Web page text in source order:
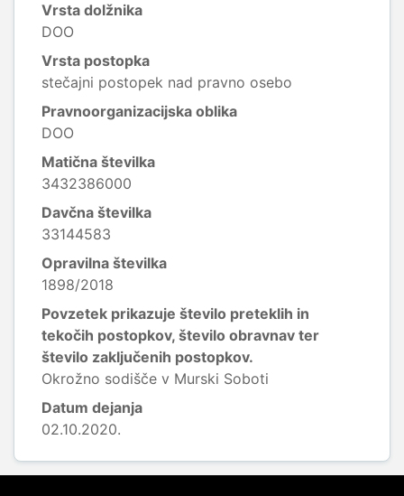
Vrsta dolžnika
DOO
Vrsta postopka
stečajni postopek nad pravno osebo
Pravnoorganizacijska oblika
DOO
Matična številka
3432386000
Davčna številka
33144583
Opravilna številka
1898/2018
Povzetek prikazuje število preteklih in
tekočih postopkov, število obravnav ter
število zaključenih postopkov.
Okrožno sodišče v Murski Soboti
Datum dejanja
02.10.2020.